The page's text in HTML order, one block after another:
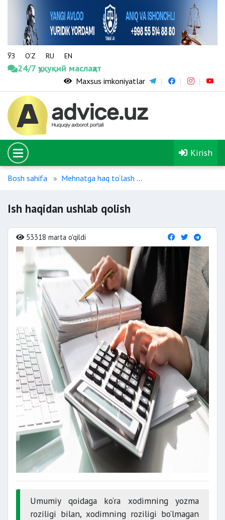
ЎЗ O‘Z RU EN
24/7 ҳуқуқий маслаҳат
Maxsus imkoniyatlar
Kirish
Bosh sahifa Mehnatga haq to‘lash
Ish haqidan ushlab qolish
53318 marta o'qildi
Umumiy qoidaga ko‘ra xodimning yozma
roziligi bilan, xodimning roziligi bo‘lmagan